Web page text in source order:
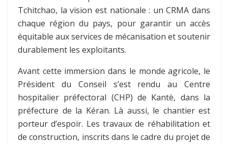
Tchitchao, la vision est nationale : un CRMA dans
chaque région du pays, pour garantir un accès
équitable aux services de mécanisation et soutenir
durablement les exploitants.
Avant cette immersion dans le monde agricole, le
Président du Conseil s’est rendu au Centre
hospitalier préfectoral (CHP) de Kantè, dans la
préfecture de la Kéran. Là aussi, le chantier est
porteur d’espoir. Les travaux de réhabilitation et
de construction, inscrits dans le cadre du projet de